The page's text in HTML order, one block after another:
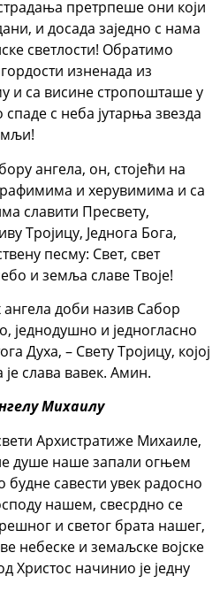
претрпеше они који
и досада заједно с нама
светлости! Обратимо
изненада из
и са висине стропошташе у
с неба јутарња звезда
ангела, он, стојећи на
и херувимима и са
славити Пресвету,
Тројицу, Једнога Бога,
песму: Свет, свет
и земља славе Твоје!
доби назив Сабор
једнодушно и једногласно
Духа, – Свету Тројицу, којој
слава вавек. Амин.
Михаилу
Архистратиже Михаиле,
душе наше запали огњем
будне савести увек радосно
нашем, свесрдно се
и светог брата нашег,
небеске и земаљске војске
Христос начинио је једну